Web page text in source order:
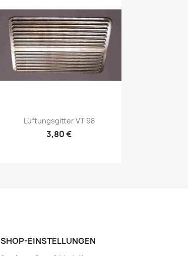
Vorschau
Lüftungsgitter VT 98
3,80 €
SHOP-EINSTELLUNGEN